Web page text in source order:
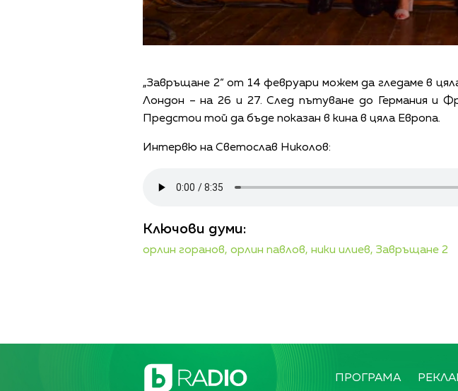
„Завръщане 2“ от 14 февруари можем да гледаме в
Лондон – на 26 и 27. След пътуване до Германия и
Предстои той да бъде показан в кина в цяла Европа.
Интервю на Светослав Николов:
Ключови думи:
орлин горанов, орлин павлов, ники илиев, Завръщане 2
ПРОГРАМА